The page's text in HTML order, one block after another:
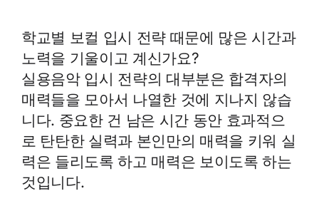
학교별 보컬 입시 전략 때문에 많은 시간과
노력을 기울이고 계신가요?
실용음악 입시 전략의 대부분은 합격자의
매력들을 모아서 나열한 것에 지나지 않습
니다. 중요한 건 남은 시간 동안 효과적으
로 탄탄한 실력과 본인만의 매력을 키워 실
력은 들리도록 하고 매력은 보이도록 하는
것입니다.